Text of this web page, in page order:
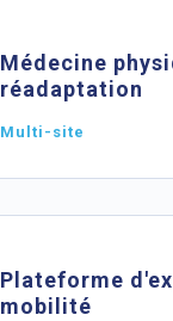
Médecine
réadaptation
Multi-site
Plateforme
mobilité